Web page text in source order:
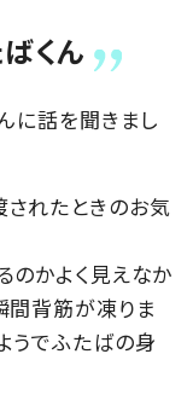
くん
に話を聞きまし
れたときのお気
のかよく見えなか
間背筋が凍りま
うでふたばの身